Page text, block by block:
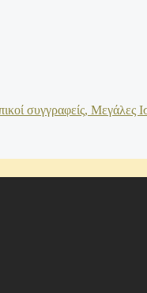
συγγραφείς, Μεγάλες